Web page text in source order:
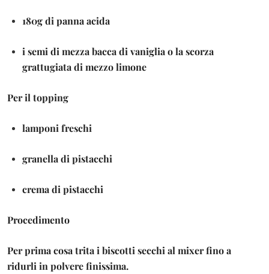
180g di panna acida
i semi di mezza bacca di vaniglia o la scorza
grattugiata di mezzo limone
Per il topping
lamponi freschi
granella di pistacchi
crema di pistacchi
Procedimento
Per prima cosa trita i biscotti secchi al mixer fino a
ridurli in polvere finissima.